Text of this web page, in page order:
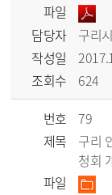
파일
담당자
구리
작성일
조회수
624
번호
79
제목
구리
청회
파일